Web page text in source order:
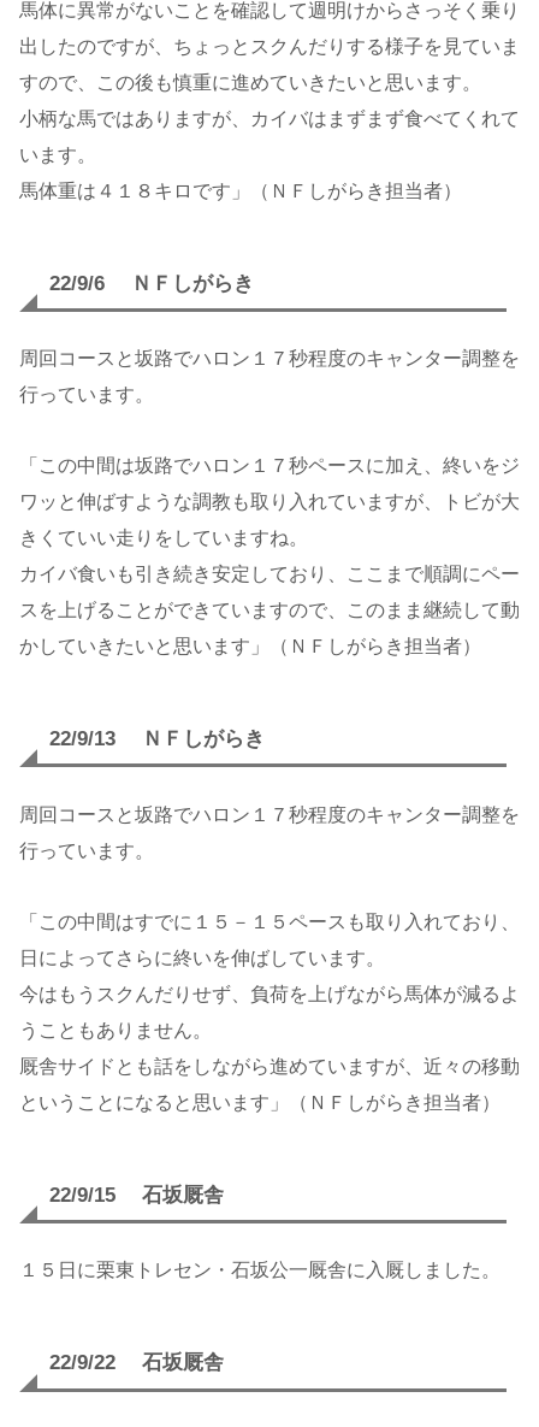
馬体に異常がないことを確認して週明けからさっそく乗り
出したのですが、ちょっとスクんだりする様子を見ていま
すので、この後も慎重に進めていきたいと思います。
小柄な馬ではありますが、カイバはまずまず食べてくれて
います。
馬体重は４１８キロです」（ＮＦしがらき担当者）
22/9/6 ＮＦしがらき
周回コースと坂路でハロン１７秒程度のキャンター調整を
行っています。
「この中間は坂路でハロン１７秒ペースに加え、終いをジ
ワッと伸ばすような調教も取り入れていますが、トビが大
きくていい走りをしていますね。
カイバ食いも引き続き安定しており、ここまで順調にペー
スを上げることができていますので、このまま継続して動
かしていきたいと思います」（ＮＦしがらき担当者）
22/9/13 ＮＦしがらき
周回コースと坂路でハロン１７秒程度のキャンター調整を
行っています。
「この中間はすでに１５－１５ペースも取り入れており、
日によってさらに終いを伸ばしています。
今はもうスクんだりせず、負荷を上げながら馬体が減るよ
うこともありません。
厩舎サイドとも話をしながら進めていますが、近々の移動
ということになると思います」（ＮＦしがらき担当者）
22/9/15 石坂厩舎
１５日に栗東トレセン・石坂公一厩舎に入厩しました。
22/9/22 石坂厩舎